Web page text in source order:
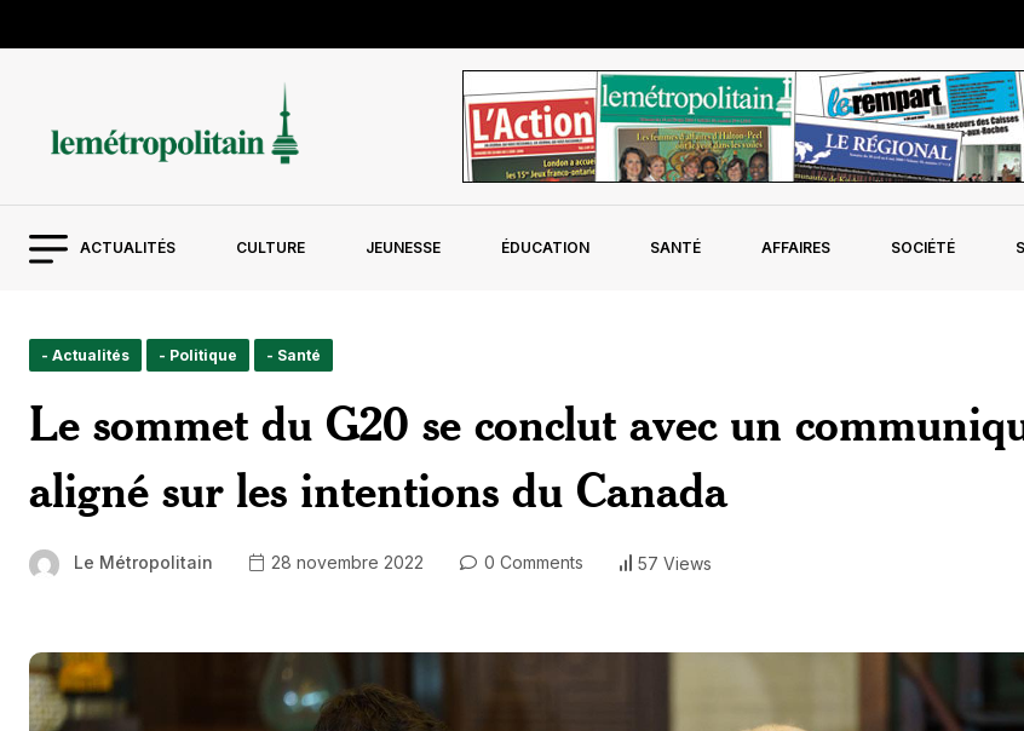
ACTUALITÉS CULTURE JEUNESSE ÉDUCATION SANTÉ AFFAIRES SOCIÉTÉ
- Actualités - Politique - Santé
Le sommet du G20 se conclut avec un
aligné sur les intentions du Canada
Le Métropolitain 28 novembre 2022 0 Comments 57 Views